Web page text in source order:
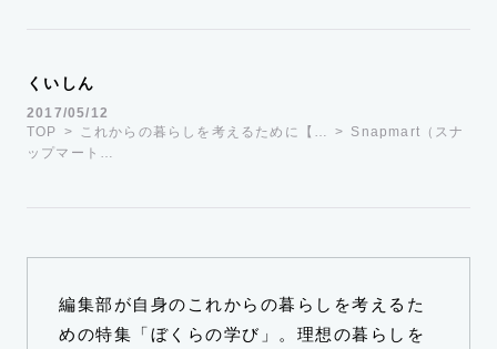
くいしん
2017/05/12
TOP
これからの暮らしを考えるために【…
Snapmart（スナ
ップマート…
編集部が自身のこれからの暮らしを考えるた
めの特集「ぼくらの学び」。理想の暮らしを